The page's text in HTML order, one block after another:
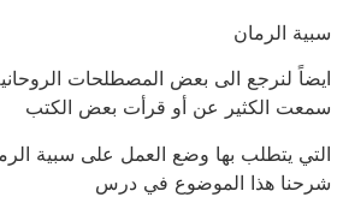
سبية الرمان
ايضاً لنرجع الى بعض المصطلحات
سمعت الكثير عن أو قرأت بعض الكتب
التي يتطلب بها وضع العمل على سبية
شرحنا هذا الموضوع في درس